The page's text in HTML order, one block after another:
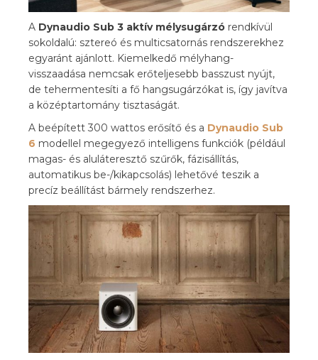
A Dynaudio Sub 3 aktív mélysugárzó rendkívül
sokoldalú: sztereó és multicsatornás rendszerekhez
egyaránt ajánlott. Kiemelkedő mélyhang-
visszaadása nemcsak erőteljesebb basszust nyújt,
de tehermentesíti a fő hangsugárzókat is, így javítva
a középtartomány tisztaságát.
A beépített 300 wattos erősítő és a Dynaudio Sub
6 modellel megegyező intelligens funkciók (például
magas- és aluláteresztő szűrők, fázisállítás,
automatikus be-/kikapcsolás) lehetővé teszik a
precíz beállítást bármely rendszerhez.